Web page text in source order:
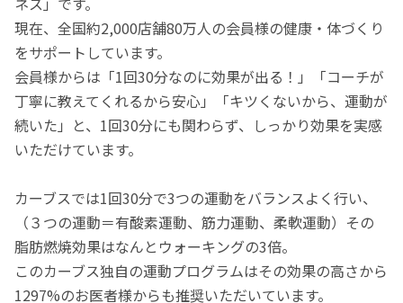
現在、全国約2,000店舗80万人の会員様の健康・体づくり
をサポートしています。
会員様からは「1回30分なのに効果が出る！」「コーチが
丁寧に教えてくれるから安心」「キツくないから、運動が
続いた」と、1回30分にも関わらず、しっかり効果を実感
いただけています。
カーブスでは1回30分で3つの運動をバランスよく行い、
（３つの運動＝有酸素運動、筋力運動、柔軟運動）その
脂肪燃焼効果はなんとウォーキングの3倍。
このカーブス独自の運動プログラムはその効果の高さから
1297%のお医者様からも推奨いただいています。